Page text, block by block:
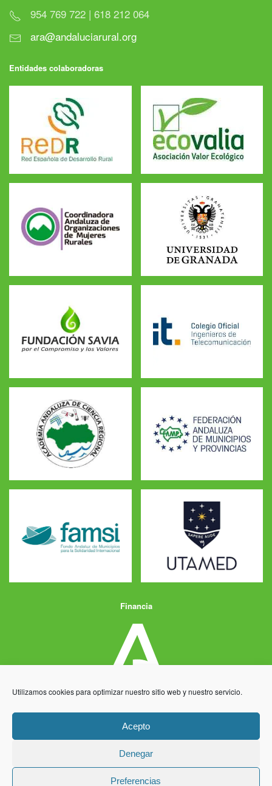
Utilizamos cookies para optimizar nuestro sitio web y nuestro servicio.
Acepto
Denegar
Preferencias
954 769 722 | 618 212 064
ara@andaluciarural.org
Entidades colaboradoras
Financia